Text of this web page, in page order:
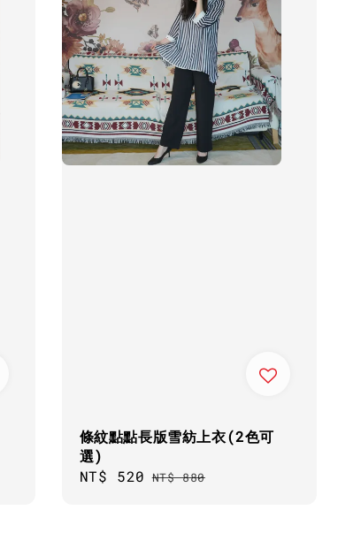
條紋點點長版雪紡上衣(2色可
選)
Sale
NT$ 520 Regular
NT$ 880